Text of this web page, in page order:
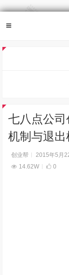
七八点公
机制与退出
创业帮
2015年5月
14.62W
0